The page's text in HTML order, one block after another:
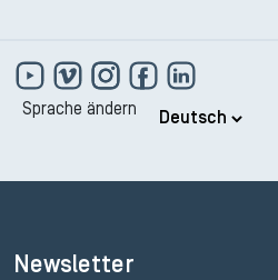
Sprache ändern
Newsletter